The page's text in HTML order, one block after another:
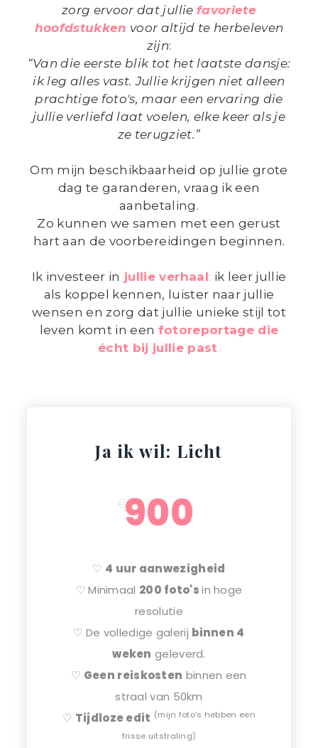
zorg ervoor dat jullie favoriete
hoofdstukken voor altijd te herbeleven
zijn:
“Van die eerste blik tot het laatste dansje:
ik leg alles vast. Jullie krijgen niet alleen
prachtige foto's, maar een ervaring die
jullie verliefd laat voelen, elke keer als je
ze terugziet.”
Om mijn beschikbaarheid op jullie grote
dag te garanderen, vraag ik een
aanbetaling.
Zo kunnen we samen met een gerust
hart aan de voorbereidingen beginnen.
Ik investeer in jullie verhaal: ik leer jullie
als koppel kennen, luister naar jullie
wensen en zorg dat jullie unieke stijl tot
leven komt in een fotoreportage die
écht bij jullie past.
Ja ik wil: Licht
€900
♡ 4 uur aanwezigheid
♡ Minimaal 200 foto'sin hoge
resolutie
♡ De volledige galerij binnen 4
weken geleverd.
♡ Geen reiskosten binnen een
straal van 50km
♡ Tijdloze edit (mijn foto's hebben een
frisse uitstraling)